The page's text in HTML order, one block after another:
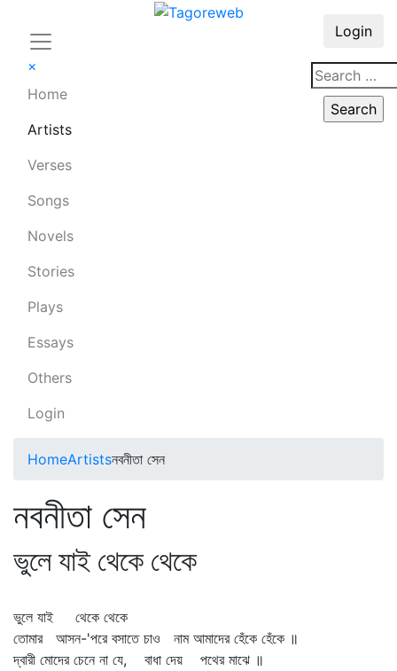
×
Home
Artists
Verses
Songs
Novels
Stories
Plays
Essays
Others
Login
Login
HomeArtistsনবনীতা সেন
নবনীতা সেন
ভুলে যাই থেকে থেকে
ভুলে যাই থেকে থেকে
তোমার আসন-'পরে বসাতে চাও নাম আমাদের হেঁকে হেঁকে ॥
দ্বারী মোদের চেনে না যে, বাধা দেয় পথের মাঝে ॥